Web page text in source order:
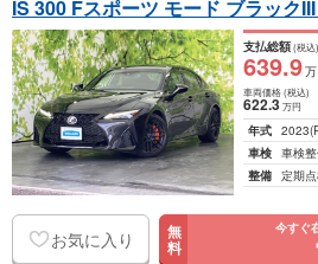
IS 300 Fスポーツ モード ブラックIII
支払総額(税込)
639.9
車両価格(税込)
622.3万円
年式 2023
車検 車検
整備 定期
お気に入り 無
料
今すぐ